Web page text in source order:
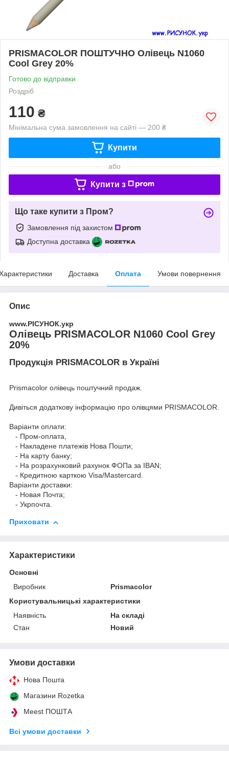
PRISMACOLOR ПОШТУЧНО Олівець N1060
Cool Grey 20%
Готово до відправки
Роздріб
110 ₴
Мінімальна сума замовлення на сайті — 200 ₴
Купити
або
Купити з
Що таке купити з Пром?
Замовлення під захистом
Доступна доставка
Доставка Оплата Умови повернення
Опис
www.РІСУНОК.укр
Олівець PRISMACOLOR N1060 Cool Grey
20%
Продукція PRISMACOLOR в Україні
Prismacolor олівець поштучний продаж.
Дивіться додаткову інформацію про олівцями PRISMACOLOR.
Варіанти оплати:
- Пром-оплата,
- Накладене платежів Нова Пошти;
- На карту банку;
- На розрахунковий рахунок ФОПа за IBAN;
- Кредитною карткою Visa/Mastercard.
Варіанти доставки:
- Новая Почта;
- Укрпочта.
Приховати
Характеристики
Основні
Виробник
Prismacolor
Користувальницькі характеристики
Наявність
На складі
Стан
Новий
Умови доставки
Нова Пошта
Магазини Rozetka
Meest ПОШТА
Всі умови доставки